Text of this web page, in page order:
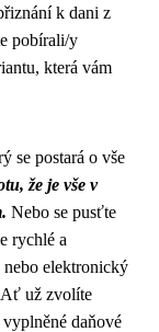
k dani z
pobírali/y
která vám
se postará o vše
že je vše v
Nebo se pusťte
rychlé a
nebo elektronický
Ať už zvolíte
daňové